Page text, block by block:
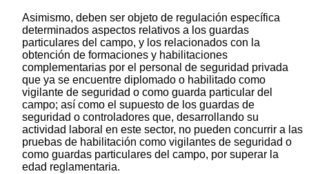
Asimismo, deben ser objeto de regulación específica
determinados aspectos relativos a los guardas
particulares del campo, y los relacionados con la
obtención de formaciones y habilitaciones
complementarias por el personal de seguridad privada
que ya se encuentre diplomado o habilitado como
vigilante de seguridad o como guarda particular del
campo; así como el supuesto de los guardas de
seguridad o controladores que, desarrollando su
actividad laboral en este sector, no pueden concurrir a las
pruebas de habilitación como vigilantes de seguridad o
como guardas particulares del campo, por superar la
edad reglamentaria.